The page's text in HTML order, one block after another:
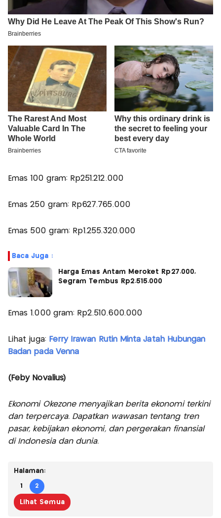
Emas 100 gram: Rp251.212.000
Emas 250 gram: Rp627.765.000
Emas 500 gram: Rp1.255.320.000
Baca Juga :
Harga Emas Antam Meroket Rp27.000,
Segram Tembus Rp2.515.000
Emas 1.000 gram: Rp2.510.600.000
Lihat juga: Ferry Irawan Rutin Minta Jatah Hubungan
Badan pada Venna
(Feby Novalius)
Ekonomi Okezone menyajikan berita ekonomi terkini
dan terpercaya. Dapatkan wawasan tentang tren
pasar, kebijakan ekonomi, dan pergerakan finansial
di Indonesia dan dunia.
Halaman:
1 2
Lihat Semua